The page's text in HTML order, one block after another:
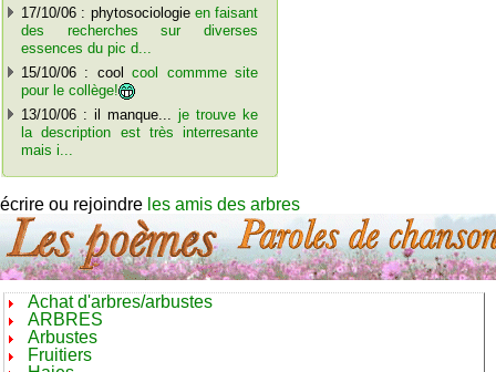
17/10/06 : phytosociologie en faisant
des recherches sur diverses
essences du pic d...
15/10/06 : coolcool commme site
pour le collège!
13/10/06 : il manque...je trouve ke
la description est très interresante
mais i...
écrire ou rejoindre les amis des arbres
Achat d'arbres/arbustes
ARBRES
Arbustes
Fruitiers